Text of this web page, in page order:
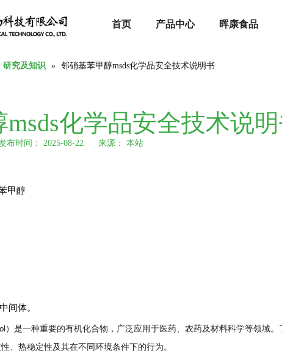
首页 产品中心 晖康食品
研究及知识 » 邻硝基苯甲醇msds化学品安全技术说明书
化学品安全技术说
时间： 2025-08-22 来源： 本站
甲醇
间体。
）是一种重要的有机化合物，广泛应用于医药、农药及材料科学等领域
、热稳定性及其在不同环境条件下的行为。